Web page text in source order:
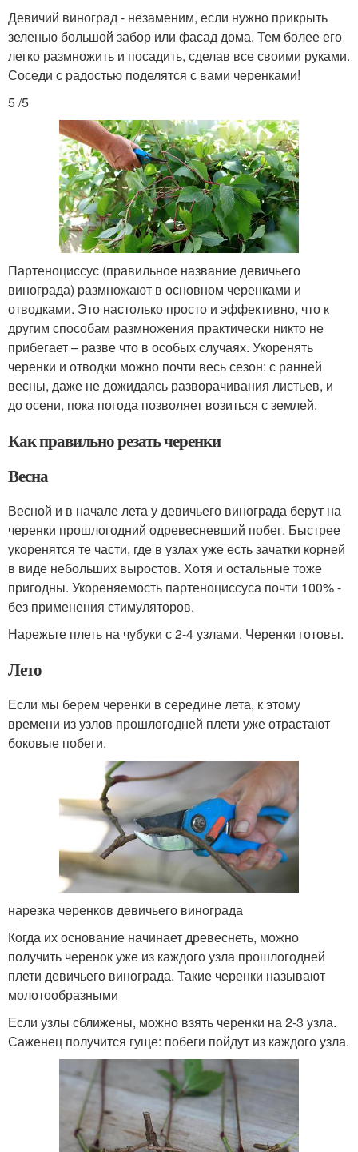
Девичий виноград - незаменим, если нужно прикрыть
зеленью большой забор или фасад дома. Тем более его
легко размножить и посадить, сделав все своими руками.
Соседи с радостью поделятся с вами черенками!
5 /5
Партеноциссус (правильное название девичьего
винограда) размножают в основном черенками и
отводками. Это настолько просто и эффективно, что к
другим способам размножения практически никто не
прибегает – разве что в особых случаях. Укоренять
черенки и отводки можно почти весь сезон: с ранней
весны, даже не дожидаясь разворачивания листьев, и
до осени, пока погода позволяет возиться с землей.
Как правильно резать черенки
Весна
Весной и в начале лета у девичьего винограда берут на
черенки прошлогодний одревесневший побег. Быстрее
укоренятся те части, где в узлах уже есть зачатки корней
в виде небольших выростов. Хотя и остальные тоже
пригодны. Укореняемость партеноциссуса почти 100% -
без применения стимуляторов.
Нарежьте плеть на чубуки с 2-4 узлами. Черенки готовы.
Лето
Если мы берем черенки в середине лета, к этому
времени из узлов прошлогодней плети уже отрастают
боковые побеги.
нарезка черенков девичьего винограда
Когда их основание начинает древеснеть, можно
получить черенок уже из каждого узла прошлогодней
плети девичьего винограда. Такие черенки называют
молотообразными
Если узлы сближены, можно взять черенки на 2-3 узла.
Саженец получится гуще: побеги пойдут из каждого узла.